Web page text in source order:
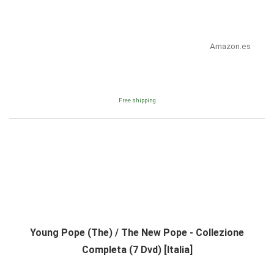
Amazon.es
Free shipping
Young Pope (The) / The New Pope - Collezione
Completa (7 Dvd) [Italia]